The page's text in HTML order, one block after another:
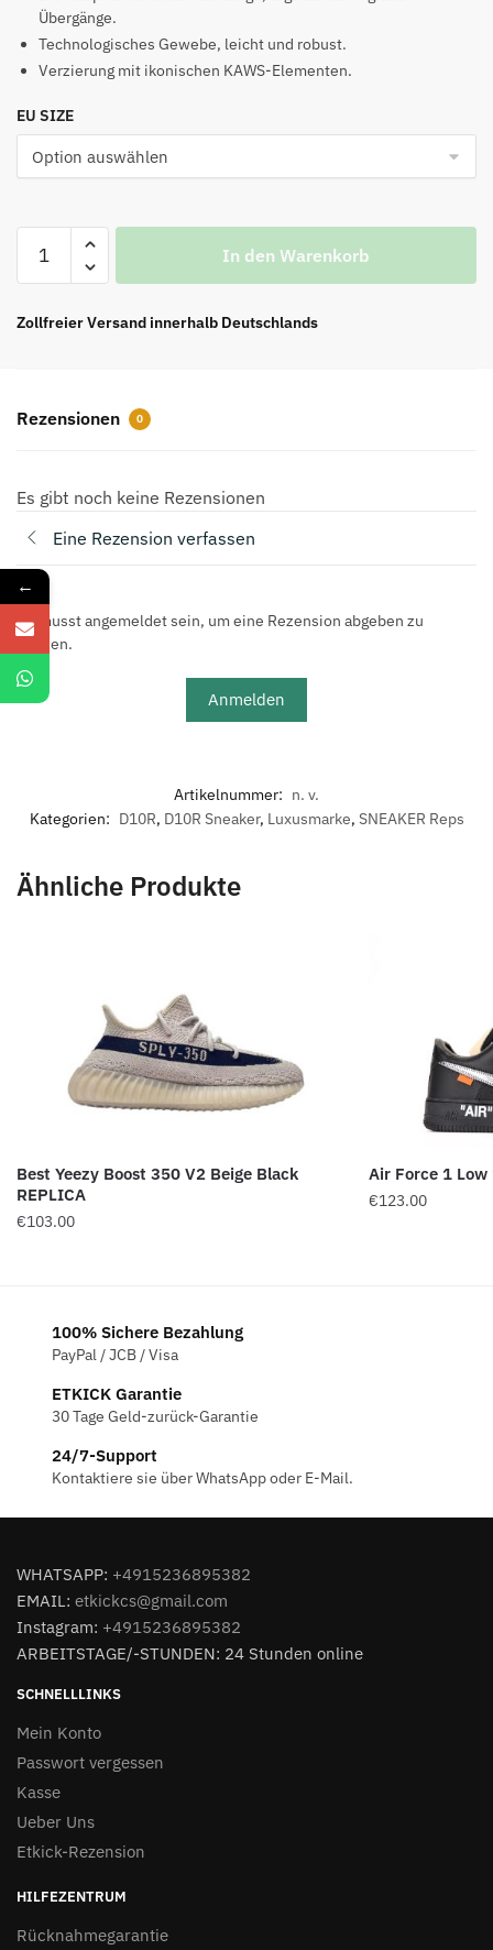
war:
€169.00€139.00.
Übergänge.
Technologisches Gewebe, leicht und robust.
Verzierung mit ikonischen KAWS-Elementen.
EU SIZE
NXXT
and
Menge
In den Warenkorb
Zollfreier Versand innerhalb Deutschlands
Rezensionen 0
Es gibt noch keine Rezensionen
Eine Rezension verfassen
Du musst angemeldet sein, um eine Rezension abgeben zu
können.
Anmelden
Artikelnummer: n. v.
Kategorien: D10R, D10R Sneaker, Luxusmarke, SNEAKER Reps
Ähnliche Produkte
Best Yeezy Boost 350 V2 Beige Black
REPLICA
€103.00
Air Force 1 Low
€123.00
100% Sichere Bezahlung
PayPal / JCB / Visa
ETKICK Garantie
30 Tage Geld-zurück-Garantie
24/7-Support
Kontaktiere sie über WhatsApp oder E-Mail.
WHATSAPP: +4915236895382
EMAIL: etkickcs@gmail.com
Instagram: +4915236895382
ARBEITSTAGE/-STUNDEN: 24 Stunden online
SCHNELLLINKS
Mein Konto
Passwort vergessen
Kasse
Ueber Uns
Etkick-Rezension
HILFEZENTRUM
Rücknahmegarantie
←